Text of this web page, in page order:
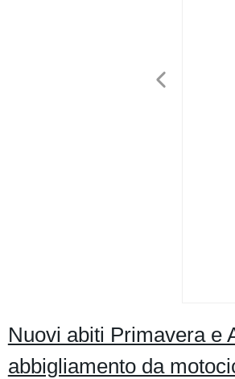
Nuovi abiti Primavera e
abbigliamento da